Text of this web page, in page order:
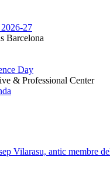
27
Barcelona
Day
& Professional Center
Vilarasu, antic membre